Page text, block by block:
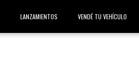
LANZAMIENTOS VENDÉ TU VEHÍCULO